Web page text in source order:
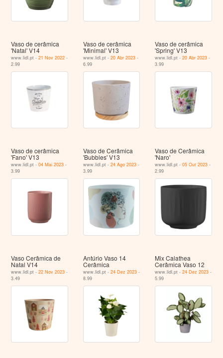
Vaso de cerâmica
'Natal' V14
www.lidl.pt -21 Nov 2022 -
2.99
Vaso de cerâmica
'Minimal' V13
www.lidl.pt - 20 Abr 2023-
6.99
Vaso de cerâmica
'Spring' V13
www.lidl.pt -20 Abr 2023 -
3.99
Vaso de cerâmica
'Fano' V13
www.lidl.pt -04 Mai 2023 -
3.99
Vaso de Cerâmica
'Bubbles' V13
www.lidl.pt - 24 Ago 2023-
3.99
Vaso de Cerâmica
'Naro'
www.lidl.pt -05 Out 2023 -
2.99
Vaso Cerâmica de
Natal V14
www.lidl.pt -22 Nov 2023 -
3.49
Antúrio Vaso 14
Cerâmica
www.lidl.pt - 24 Dez 2023-
8.99
Mix Calathea
Cerâmica Vaso 12
www.lidl.pt -24 Dez 2023 -
5.99